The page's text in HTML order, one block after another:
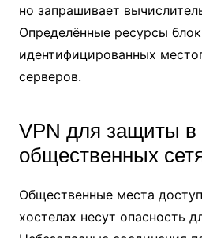
но запрашивает
Определённые ресурсы
идентифицированных
серверов.
VPN для защиты в
общественных
Общественные места
хостелах несут опасность